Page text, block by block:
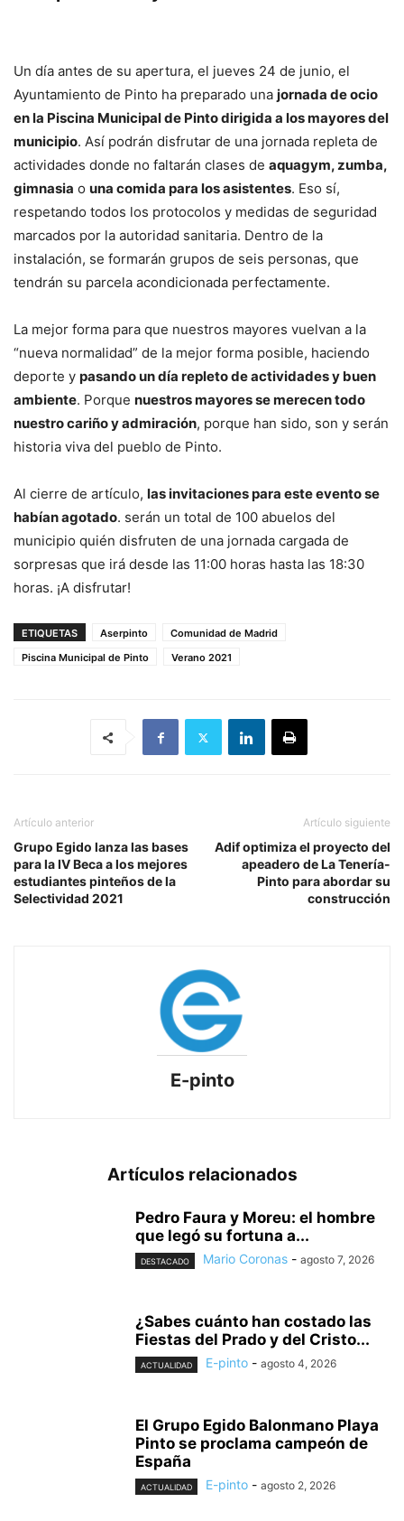
Un día antes de su apertura, el jueves 24 de junio, el
Ayuntamiento de Pinto ha preparado una jornada de ocio
en la Piscina Municipal de Pinto dirigida a los mayores del
municipio. Así podrán disfrutar de una jornada repleta de
actividades donde no faltarán clases de aquagym, zumba,
gimnasia o una comida para los asistentes. Eso sí,
respetando todos los protocolos y medidas de seguridad
marcados por la autoridad sanitaria. Dentro de la
instalación, se formarán grupos de seis personas, que
tendrán su parcela acondicionada perfectamente.
La mejor forma para que nuestros mayores vuelvan a la
“nueva normalidad” de la mejor forma posible, haciendo
deporte y pasando un día repleto de actividades y buen
ambiente. Porque nuestros mayores se merecen todo
nuestro cariño y admiración, porque han sido, son y serán
historia viva del pueblo de Pinto.
Al cierre de artículo, las invitaciones para este evento se
habían agotado. serán un total de 100 abuelos del
municipio quién disfruten de una jornada cargada de
sorpresas que irá desde las 11:00 horas hasta las 18:30
horas. ¡A disfrutar!
ETIQUETAS Aserpinto
Comunidad de Madrid
Piscina Municipal de Pinto
Verano 2021
Artículo anterior
Grupo Egido lanza las bases
para la IV Beca a los mejores
estudiantes pinteños de la
Selectividad 2021
Artículo siguiente
Adif optimiza el proyecto del
apeadero de La Tenería-
Pinto para abordar su
construcción
E-pinto
Artículos relacionados
Pedro Faura y Moreu: el hombre
que legó su fortuna a...
DESTACADO Mario Coronas - agosto 7, 2026
¿Sabes cuánto han costado las
Fiestas del Prado y del Cristo...
ACTUALIDAD E-pinto - agosto 4, 2026
El Grupo Egido Balonmano Playa
Pinto se proclama campeón de
España
ACTUALIDAD E-pinto - agosto 2, 2026